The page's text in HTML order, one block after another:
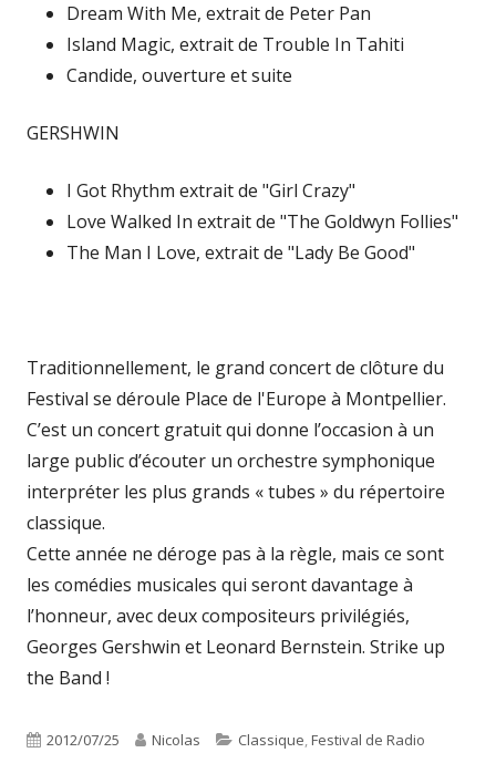
Dream With Me, extrait de Peter Pan
Island Magic, extrait de Trouble In Tahiti
Candide, ouverture et suite
GERSHWIN
I Got Rhythm extrait de "Girl Crazy"
Love Walked In extrait de "The Goldwyn Follies"
The Man I Love, extrait de "Lady Be Good"
Traditionnellement, le grand concert de clôture du
Festival se déroule Place de l'Europe à Montpellier.
C’est un concert gratuit qui donne l’occasion à un
large public d’écouter un orchestre symphonique
interpréter les plus grands « tubes » du répertoire
classique.
Cette année ne déroge pas à la règle, mais ce sont
les comédies musicales qui seront davantage à
l’honneur, avec deux compositeurs privilégiés,
Georges Gershwin et Leonard Bernstein. Strike up
the Band !
Publié
2012/07/25 Auteur
Nicolas Catégories
Classique,Festival de Radio